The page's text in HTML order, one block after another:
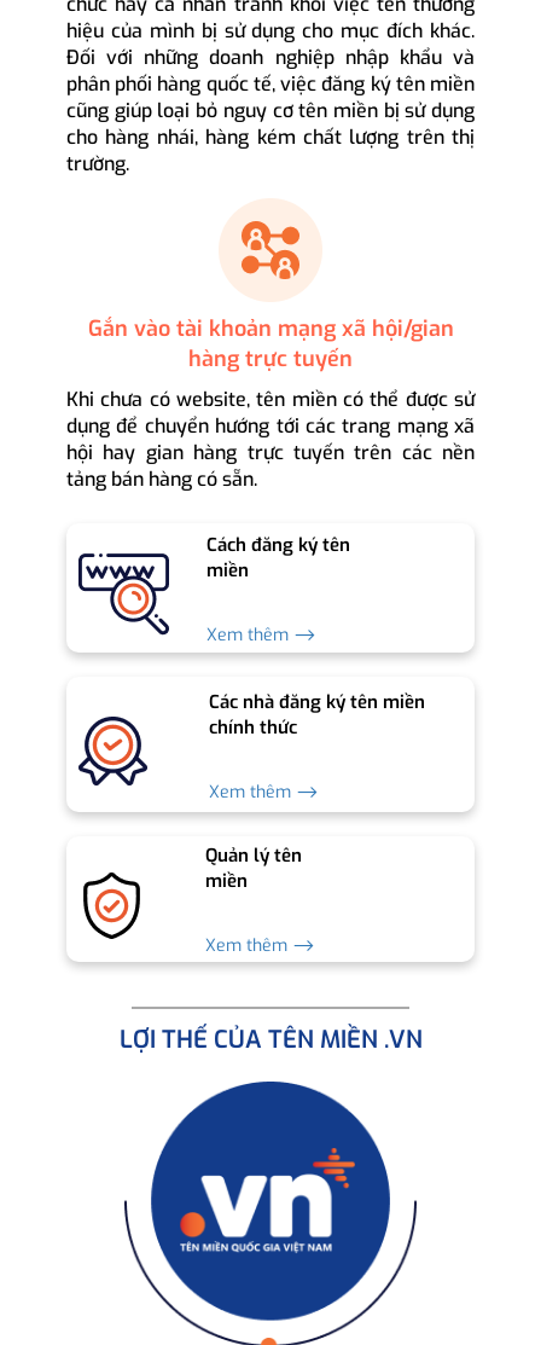
hiệu của mình bị sử dụng cho mục đích khác.
Đối với những doanh nghiệp nhập khẩu và
phân phối hàng quốc tế, việc đăng ký tên miền
cũng giúp loại bỏ nguy cơ tên miền bị sử dụng
cho hàng nhái, hàng kém chất lượng trên thị
trường.
Gắn vào tài khoản mạng xã hội/gian
hàng trực tuyến
Khi chưa có website, tên miền có thể được sử
dụng để chuyển hướng tới các trang mạng xã
hội hay gian hàng trực tuyến trên các nền
tảng bán hàng có sẵn.
Cách đăng ký tên
miền
Xem thêm ⟶
Các nhà đăng ký tên miền
chính thức
Xem thêm ⟶
Quản lý tên
miền
Xem thêm ⟶
LỢI THẾ CỦA TÊN MIỀN .VN